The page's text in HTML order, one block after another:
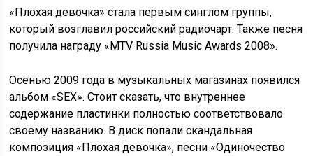
«Плохая девочка» стала первым синглом группы,
который возглавил российский радиочарт. Также песня
получила награду «MTV Russia Music Awards 2008».
Осенью 2009 года в музыкальных магазинах появился
альбом «SEX». Стоит сказать, что внутреннее
содержание пластинки полностью соответствовало
своему названию. В диск попали скандальная
композиция «Плохая девочка», песни «Одиночество